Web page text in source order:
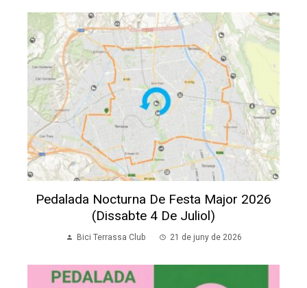
Pedalada Nocturna De Festa Major 2026
(dissabte 4 De Juliol)
Bici Terrassa Club 21 de juny de 2026